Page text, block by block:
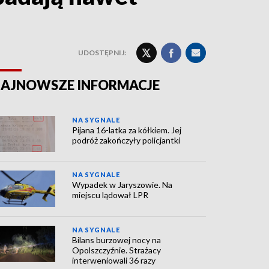
UDOSTĘPNIJ:
INFORMACJE
NA SYGNALE
Pijana 16-latka za kółkiem. Jej
podróż zakończyły policjantki
NA SYGNALE
Wypadek w Jaryszowie. Na
miejscu lądował LPR
NA SYGNALE
Bilans burzowej nocy na
Opolszczyźnie. Strażacy
interweniowali 36 razy